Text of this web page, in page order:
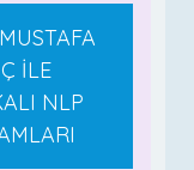
İLE
NLP